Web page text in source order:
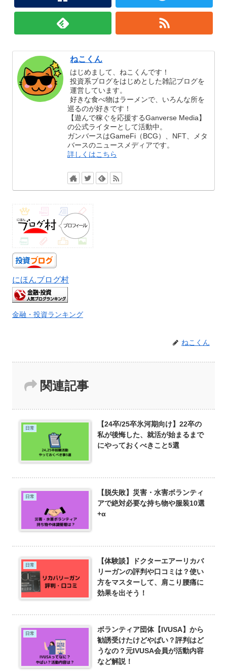
ねこくん
はじめまして、ねこくんです！
投資系ブログをはじめとした雑記ブログを
運営しています。
好きな食べ物はラーメンで、いろんな所を
巡るのが好きです！
【遊んで稼ぐを応援するGanverse Media】
の公式ライターとして活動中。
ガンバースはGameFi（BCG）、NFT、メタ
バースのニュースメディアです。
詳しくはこちら
にほんブログ村
金融・投資ランキング
ねこくん
関連記事
日常
【24卒/25卒氷河期向け】22卒の
私が後悔した、就活が始まるまで
にやっておくべきこと5選
日常
【脱失敗】災害・水害ボランティ
アで絶対必要な持ち物や服装10選
+α
日常
【体験談】ドクターエアーリカバ
リーガンの評判や口コミは？使い
方をマスターして、肩こり腰痛に
効果を出そう！
日常
ボランティア団体【IVUSA】から
勧誘受けたけどやばい？評判はど
うなの？元IVUSA会員が活動内容
など解説！